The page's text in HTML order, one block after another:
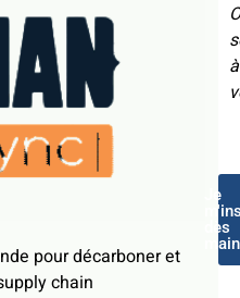
pour décarboner et
chain
à
Je
dès